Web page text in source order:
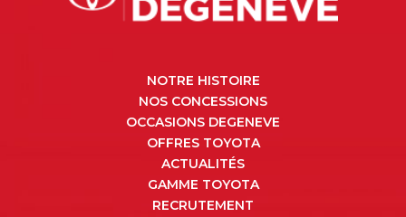
NOTRE HISTOIRE
NOS CONCESSIONS
OCCASIONS DEGENEVE
OFFRES TOYOTA
ACTUALITÉS
GAMME TOYOTA
RECRUTEMENT